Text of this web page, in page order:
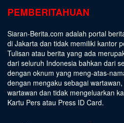
PEMBERITAHUAN
Siaran-Berita.com adalah portal
di Jakarta dan tidak memiliki kantor
Tulisan atau berita yang ada
dari seluruh Indonesia bahkan dari
dengan oknum yang meng-atas-
dengan mengaku sebagai
wartawan dan tidak mengeluarkan
Kartu Pers atau Press ID Card.